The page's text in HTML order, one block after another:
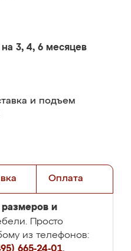
на 3, 4, 6 месяцев
и подъем
Оплата
размеров и
Просто
из телефонов: